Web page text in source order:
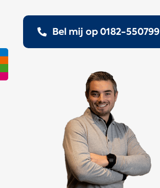
Bel mij op 0182-550799